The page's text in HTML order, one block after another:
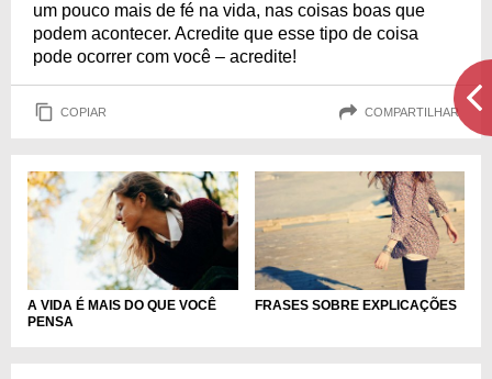
um pouco mais de fé na vida, nas coisas boas que
podem acontecer. Acredite que esse tipo de coisa
pode ocorrer com você – acredite!
COPIAR COMPARTILHAR
A VIDA É MAIS DO QUE VOCÊ
PENSA
FRASES SOBRE EXPLICAÇÕES